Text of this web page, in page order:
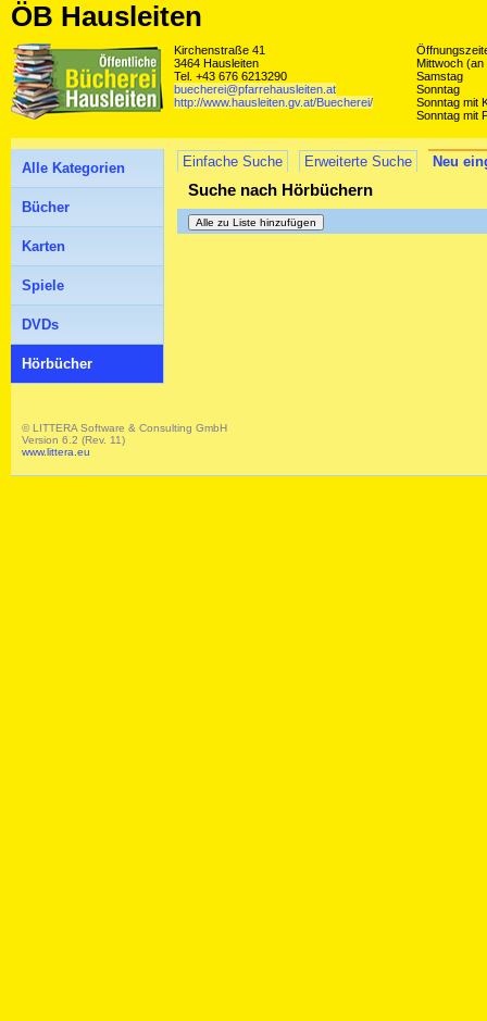
ÖB Hausleiten
Kirchenstraße 41
3464 Hausleiten
Tel. +43 676 6213290
buecherei@pfarrehausleiten.at
http://www.hausleiten.gv.at/Buecherei/
Mittwoch
Samstag
Sonntag
Sonntag mit
Sonntag mit
Einfache Suche Erweiterte Suche Neu
Suche nach Hörbüchern
Alle Kategorien
Bücher
Karten
Spiele
DVDs
Hörbücher
© LITTERA Software & Consulting GmbH
Version 6.2 (Rev. 11)
www.littera.eu